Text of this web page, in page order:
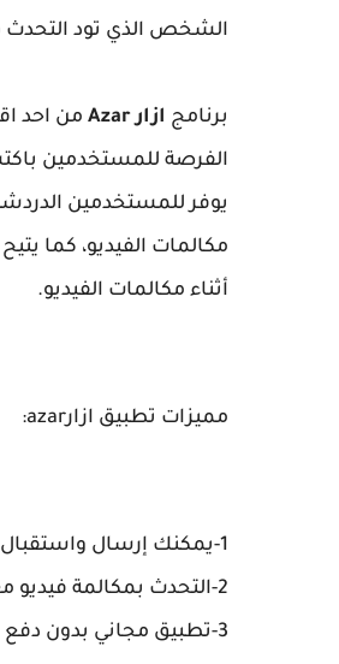
الشخص الذي تود
برنامج ازار Azar من احد
الفرصة للمستخدمين
يوفر للمستخدمين
مكالمات الفيديو، كما
أثناء مكالمات الفيديو.
مميزات تطبيق ازارazar:
1-يمكنك إرسال واستقبال الرسائل.
2-التحدث بمكالمة فيديو مع الأصدقاء عشوائية.
3-تطبيق مجاني بدون دفع أى رسوم أو تكاليف.